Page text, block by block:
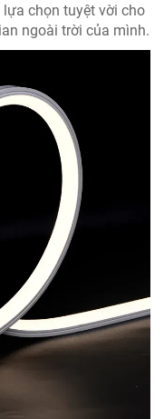
chọn tuyệt vời cho
ngoài trời của mình.